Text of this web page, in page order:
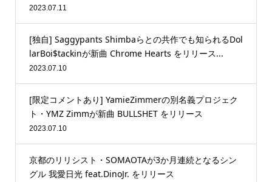
2023.07.11
[独自] Saggypants Shimbaらとの共作でも知られるDol
larBoi$tackinが新曲 Chrome Hearts をリリース...
2023.07.10
[限定コメントあり] YamieZimmerの別名義プロジェク
ト・YMZ Zimmが新曲 BULLSHET をリリース
2023.07.10
京都のリリシスト・SOMAOTAが3か月連続となるシン
グル 我愛日光 feat.DinoJr. をリリース